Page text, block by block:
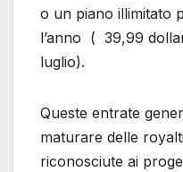
o un piano illimitato
l’anno ( 39,99
luglio).
Queste entrate
maturare delle
riconosciute ai